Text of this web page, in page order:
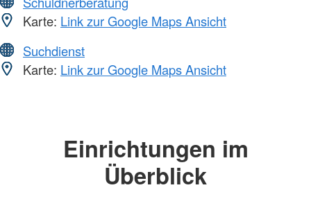
Karte: Link zur Google Maps Ansicht
Suchdienst
Karte: Link zur Google Maps Ansicht
Einrichtungen im
Überblick